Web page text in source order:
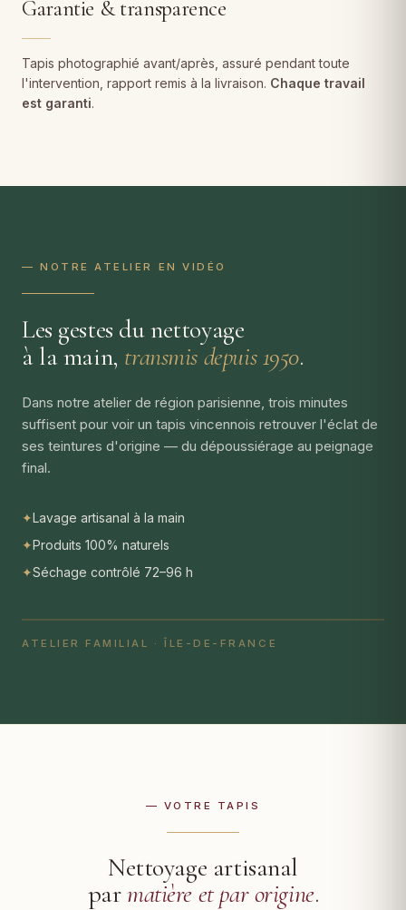
Garantie & transparence
Tapis photographié avant/après, assuré pendant toute
l'intervention, rapport remis à la livraison. Chaque travail
est garanti.
— NOTRE ATELIER EN VIDÉO
Les gestes du nettoyage
à la main, transmis depuis 1950.
Dans notre atelier de région parisienne, trois minutes
suffisent pour voir un tapis vincennois retrouver l'éclat de
ses teintures d'origine — du dépoussiérage au peignage
final.
✦Lavage artisanal à la main
✦Produits 100% naturels
✦Séchage contrôlé 72–96 h
ATELIER FAMILIAL · ÎLE-DE-FRANCE
— VOTRE TAPIS
Nettoyage artisanal
parmatière et par origine.